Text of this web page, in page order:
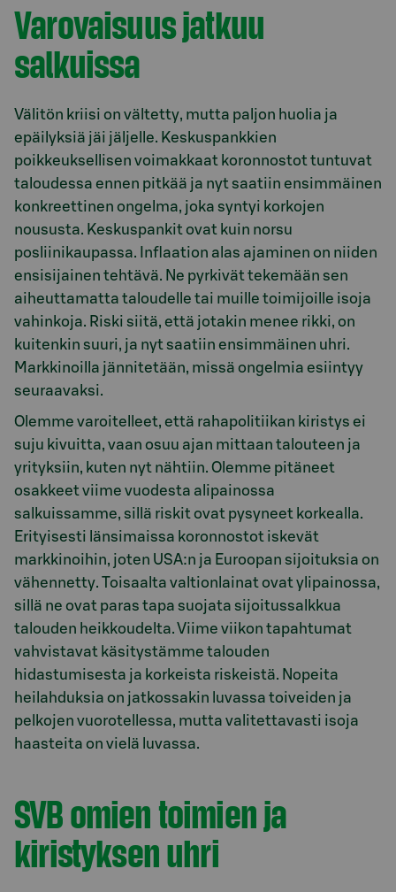
Varovaisuus jatkuu
salkuissa
Välitön kriisi on vältetty, mutta paljon huolia ja
epäilyksiä jäi jäljelle. Keskuspankkien
poikkeuksellisen voimakkaat koronnostot tuntuvat
taloudessa ennen pitkää ja nyt saatiin ensimmäinen
konkreettinen ongelma, joka syntyi korkojen
noususta. Keskuspankit ovat kuin norsu
posliinikaupassa. Inflaation alas ajaminen on niiden
ensisijainen tehtävä. Ne pyrkivät tekemään sen
aiheuttamatta taloudelle tai muille toimijoille isoja
vahinkoja. Riski siitä, että jotakin menee rikki, on
kuitenkin suuri, ja nyt saatiin ensimmäinen uhri.
Markkinoilla jännitetään, missä ongelmia esiintyy
seuraavaksi.
Olemme varoitelleet, että rahapolitiikan kiristys ei
suju kivuitta, vaan osuu ajan mittaan talouteen ja
yrityksiin, kuten nyt nähtiin. Olemme pitäneet
osakkeet viime vuodesta alipainossa
salkuissamme, sillä riskit ovat pysyneet korkealla.
Erityisesti länsimaissa koronnostot iskevät
markkinoihin, joten USA:n ja Euroopan sijoituksia on
vähennetty. Toisaalta valtionlainat ovat ylipainossa,
sillä ne ovat paras tapa suojata sijoitussalkkua
talouden heikkoudelta. Viime viikon tapahtumat
vahvistavat käsitystämme talouden
hidastumisesta ja korkeista riskeistä. Nopeita
heilahduksia on jatkossakin luvassa toiveiden ja
pelkojen vuorotellessa, mutta valitettavasti isoja
haasteita on vielä luvassa.
SVB omien toimien ja
kiristyksen uhri